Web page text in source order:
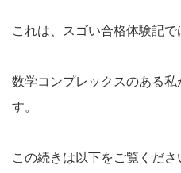
これは、スゴい合格体験記で
数学コンプレックスのある
す。
この続きは以下をご覧くださ